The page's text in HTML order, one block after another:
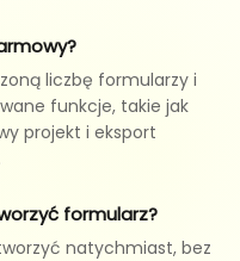
liczbę formularzy i
funkcje, takie jak
projekt i eksport
formularz?
natychmiast, bez